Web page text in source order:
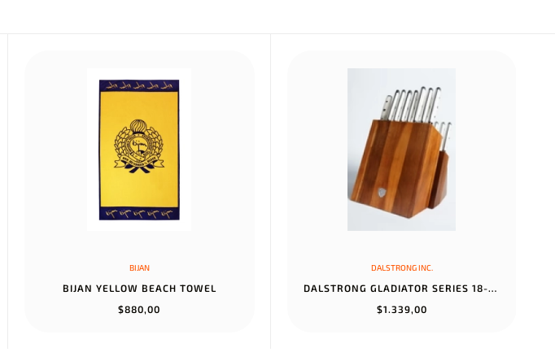
BIJAN
BIJAN YELLOW BEACH TOWEL
$880,00
DALSTRONG INC.
DALSTRONG GLADIATOR SERIES 18-PIECE COLOSSAL KNIFE SET WITH BLOCK...
$1.339,00